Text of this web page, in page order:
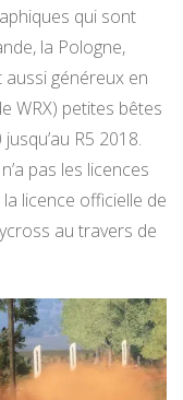
qui sont
la Pologne,
aussi généreux en
WRX) petites bêtes
R5 2018.
pas les licences
licence officielle de
au travers de